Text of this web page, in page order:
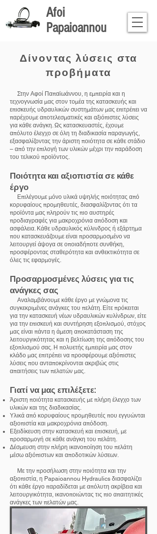
Afoi
Papaioannou
Δίνοντας λύσεις στα
προβήματα
Στην Αφοί Παπαϊωάννου, η εμπειρία και η
τεχνογνωσία μας στον τομέα της κατασκευής και
επισκευής υδραυλικών συστημάτων μας επιτρέπει να
παρέχουμε αποτελεσματικές και αξιόπιστες λύσεις
για κάθε ανάγκη. Ως κατασκευαστές, έχουμε
απόλυτο έλεγχο σε όλη τη διαδικασία παραγωγής,
εξασφαλίζοντας την άριστη ποιότητα σε κάθε στάδιο
– από την επιλογή των υλικών μέχρι την παράδοση
του τελικού προϊόντος.
Ποιότητα και αξιοπιστία σε κάθε
έργο
Επιλέγουμε μόνο υλικά υψηλής ποιότητας από
κορυφαίους προμηθευτές, διασφαλίζοντας ότι τα
προϊόντα μας πληρούν τις πιο αυστηρές
προδιαγραφές για μακροχρόνια απόδοση και
ασφάλεια. Κάθε υδραυλικός κύλινδρος ή εξάρτημα
που κατασκευάζουμε είναι προσαρμοσμένο να
λειτουργεί άψογα σε οποιαδήποτε συνθήκη,
προσφέροντας σταθερότητα και ανθεκτικότητα σε
όλες τις εφαρμογές.
Προσαρμοσμένες λύσεις για τις
ανάγκες σας
Αναλαμβάνουμε κάθε έργο με γνώμονα τις
συγκεκριμένες ανάγκες του πελάτη. Είτε πρόκειται
για την κατασκευή νέων υδραυλικών κυλίνδρων, είτε
για την επισκευή και συντήρηση εξοπλισμού, στόχος
μας είναι πάντα η άμεση αποκατάσταση της
λειτουργικότητας και η βελτίωση της απόδοσης του
εξοπλισμού σας. Η πολυετής εμπειρία μας στον
κλάδο μας επιτρέπει να προσφέρουμε αξιόπιστες
λύσεις που ανταποκρίνονται ακριβώς στις
απαιτήσεις των πελατών μας.
Γιατί να μας επιλέξετε:
Άριστη ποιότητα κατασκευής με πλήρη έλεγχο των
υλικών και της διαδικασίας.
Υλικά από κορυφαίους προμηθευτές που εγγυώνται
αξιοπιστία και μακροχρόνια απόδοση.
Εξειδίκευση στην κατασκευή και επισκευή, με
προσαρμογή σε κάθε ανάγκη του πελάτη.
Δέσμευση στην πλήρη ικανοποίηση του πελάτη
μέσω αξιόπιστων και αποδοτικών λύσεων.
Με την προσήλωση στην ποιότητα και την
αξιοπιστία, η Papaioannou Hydraulics διασφαλίζει
ότι κάθε έργο παραδίδεται με απόλυτη ακρίβεια και
λειτουργικότητα, ικανοποιώντας τις πιο απαιτητικές
ανάγκες των πελατών μας.